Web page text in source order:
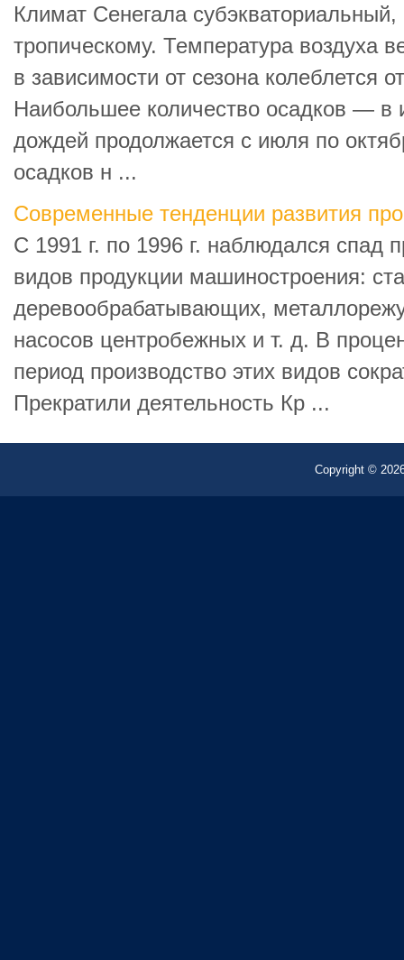
Климат Сенегала
тропическому. Температура воздуха
в зависимости от сезона колеблется
Наибольшее количество осадков — в
дождей продолжается с июля по
осадков н ...
Современные тенденции развития
С 1991 г. по 1996 г. наблюдался спад
видов продукции машиностроения:
деревообрабатывающих,
насосов центробежных и т. д. В
период производство этих видов
Прекратили деятельность Кр ...
Copyright ©